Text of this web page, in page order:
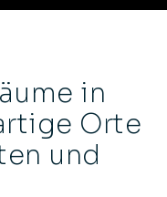
in
Orte
und